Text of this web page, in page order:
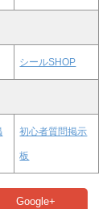
シールSHOP
初心者質問掲示
板
Google+